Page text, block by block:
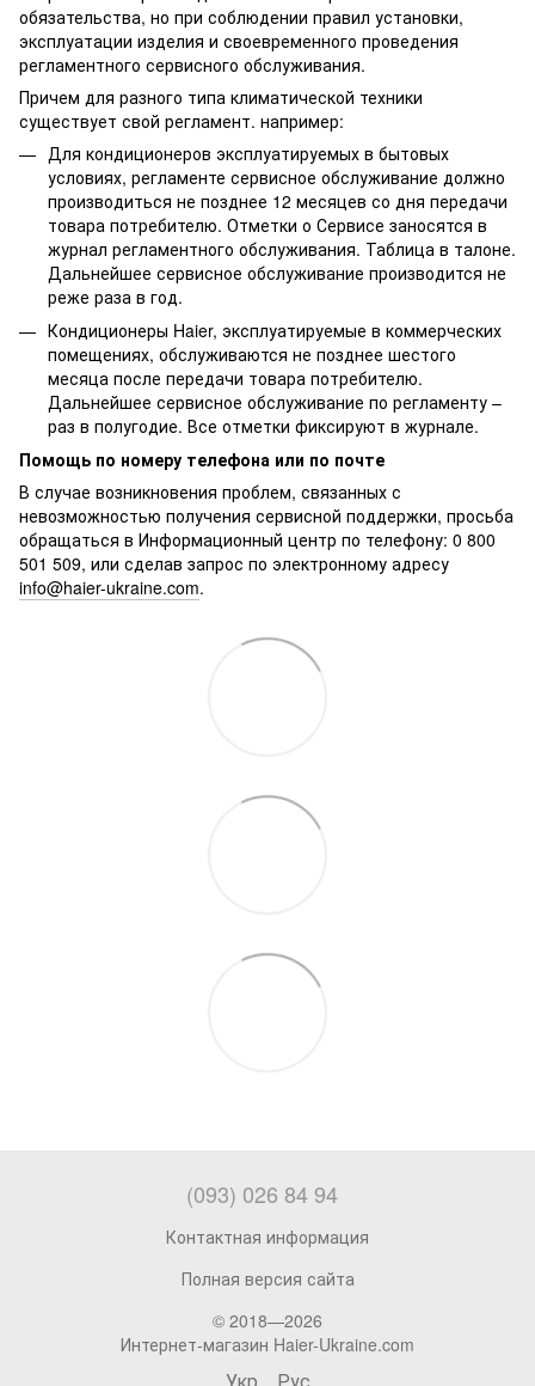
обязательства, но при соблюдении правил установки,
эксплуатации изделия и своевременного проведения
регламентного сервисного обслуживания.
Причем для разного типа климатической техники
существует свой регламент. например:
Для кондиционеров эксплуатируемых в бытовых
условиях, регламенте сервисное обслуживание должно
производиться не позднее 12 месяцев со дня передачи
товара потребителю. Отметки о Сервисе заносятся в
журнал регламентного обслуживания. Таблица в талоне.
Дальнейшее сервисное обслуживание производится не
реже раза в год.
Кондиционеры Haier, эксплуатируемые в коммерческих
помещениях, обслуживаются не позднее шестого
месяца после передачи товара потребителю.
Дальнейшее сервисное обслуживание по регламенту –
раз в полугодие. Все отметки фиксируют в журнале.
Помощь по номеру телефона или по почте
В случае возникновения проблем, связанных с
невозможностью получения сервисной поддержки, просьба
обращаться в Информационный центр по телефону: 0 800
501 509, или сделав запрос по электронному адресу
info@haier-ukraine.com.
(093) 026 84 94
Контактная информация
Полная версия сайта
© 2018—2026
Интернет-магазин Haier-Ukraine.com
Укр Рус